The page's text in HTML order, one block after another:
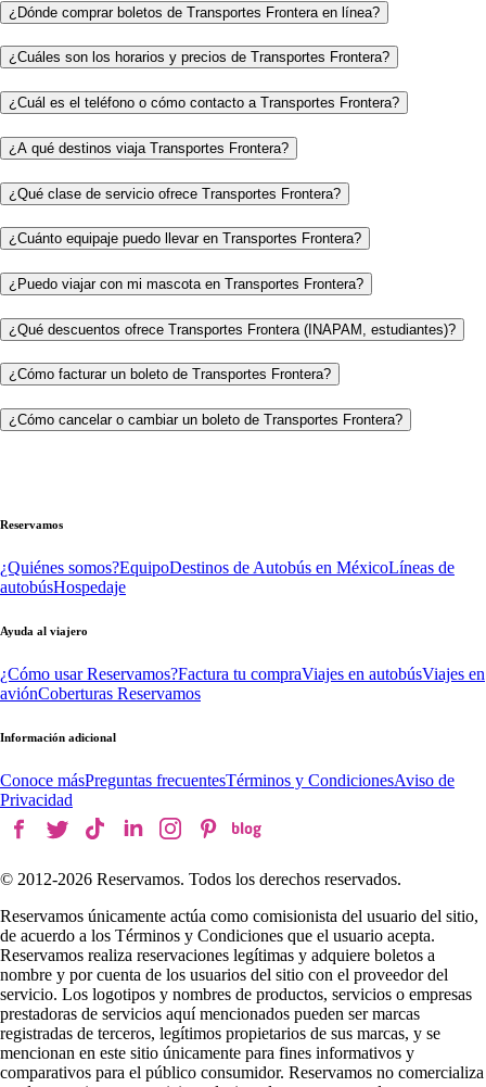
¿Dónde comprar boletos de Transportes Frontera en línea?
¿Cuáles son los horarios y precios de Transportes Frontera?
¿Cuál es el teléfono o cómo contacto a Transportes Frontera?
¿A qué destinos viaja Transportes Frontera?
¿Qué clase de servicio ofrece Transportes Frontera?
¿Cuánto equipaje puedo llevar en Transportes Frontera?
¿Puedo viajar con mi mascota en Transportes Frontera?
¿Qué descuentos ofrece Transportes Frontera (INAPAM, estudiantes)?
¿Cómo facturar un boleto de Transportes Frontera?
¿Cómo cancelar o cambiar un boleto de Transportes Frontera?
Reservamos
¿Quiénes somos?EquipoDestinos de Autobús en MéxicoLíneas de
autobúsHospedaje
Ayuda al viajero
¿Cómo usar Reservamos?Factura tu compraViajes en autobúsViajes en
aviónCoberturas Reservamos
Información adicional
Conoce másPreguntas frecuentesTérminos y CondicionesAviso de
Privacidad
© 2012-2026 Reservamos. Todos los derechos reservados.
Reservamos únicamente actúa como comisionista del usuario del sitio,
de acuerdo a los Términos y Condiciones que el usuario acepta.
Reservamos realiza reservaciones legítimas y adquiere boletos a
nombre y por cuenta de los usuarios del sitio con el proveedor del
servicio. Los logotipos y nombres de productos, servicios o empresas
prestadoras de servicios aquí mencionados pueden ser marcas
registradas de terceros, legítimos propietarios de sus marcas, y se
mencionan en este sitio únicamente para fines informativos y
comparativos para el público consumidor. Reservamos no comercializa